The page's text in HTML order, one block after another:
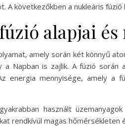
A következőkben a nukleáris
alapjai és
amely során két könnyű
a Napban is zajlik. A fúzió
energia mennyisége, amely
használt
rendkívül magas